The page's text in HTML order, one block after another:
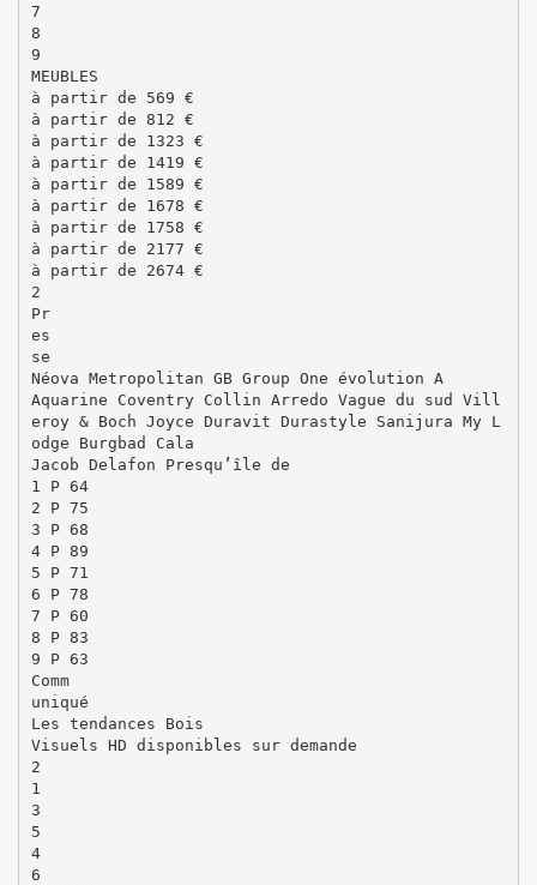
7
8
9
MEUBLES
à partir de 569 €
à partir de 812 €
à partir de 1323 €
à partir de 1419 €
à partir de 1589 €
à partir de 1678 €
à partir de 1758 €
à partir de 2177 €
à partir de 2674 €
2
Pr
es
se
Néova Metropolitan GB Group One évolution A
Aquarine Coventry Collin Arredo Vague du sud Vill
eroy & Boch Joyce Duravit Durastyle Sanijura My L
odge Burgbad Cala
Jacob Delafon Presqu’île de
1 P 64
2 P 75
3 P 68
4 P 89
5 P 71
6 P 78
7 P 60
8 P 83
9 P 63
Comm
uniqué
Les tendances Bois
Visuels HD disponibles sur demande
2
1
3
5
4
6